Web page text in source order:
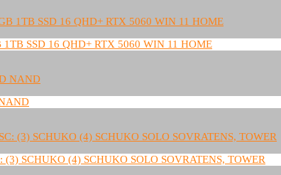
SSD 16 QHD+ RTX 5060 WIN 11 HOME
SCHUKO (4) SCHUKO SOLO SOVRATENS, TOWER